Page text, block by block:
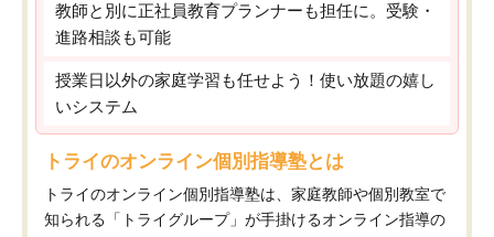
教師と別に正社員教育プランナーも担任に。受験・
進路相談も可能
授業日以外の家庭学習も任せよう！使い放題の嬉し
いシステム
トライのオンライン個別指導塾とは
トライのオンライン個別指導塾は、家庭教師や個別教室で
知られる「トライグループ」が手掛けるオンライン指導の